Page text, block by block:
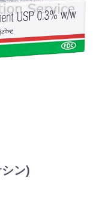
ン)